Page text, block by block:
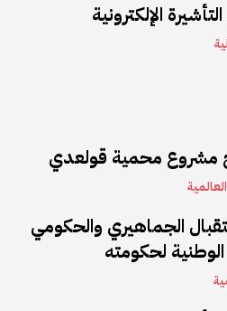
الإلكترونية
مشروع محمية قولعدي
الجماهيري والحكومي
لحكومته